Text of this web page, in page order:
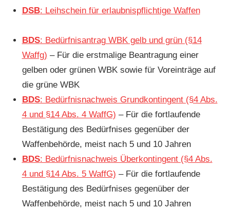
DSB: Leihschein für erlaubnispflichtige Waffen
BDS: Bedürfnisantrag WBK gelb und grün (§14
Waffg) – Für die erstmalige Beantragung einer
gelben oder grünen WBK sowie für Voreinträge auf
die grüne WBK
BDS: Bedürfnisnachweis Grundkontingent (§4 Abs.
4 und §14 Abs. 4 WaffG) – Für die fortlaufende
Bestätigung des Bedürfnises gegenüber der
Waffenbehörde, meist nach 5 und 10 Jahren
BDS: Bedürfnisnachweis Überkontingent (§4 Abs.
4 und §14 Abs. 5 WaffG) – Für die fortlaufende
Bestätigung des Bedürfnises gegenüber der
Waffenbehörde, meist nach 5 und 10 Jahren